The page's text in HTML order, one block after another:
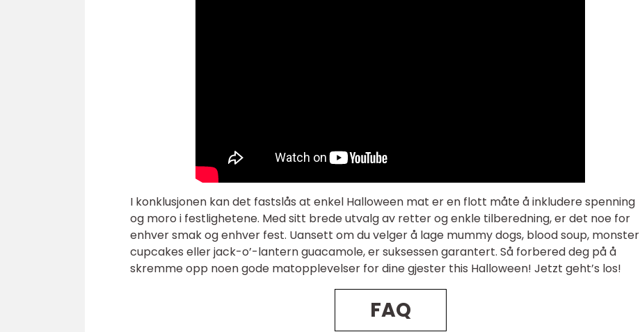
I konklusjonen kan det fastslås at enkel Halloween mat er en flott måte å inkludere spenning
og moro i festlighetene. Med sitt brede utvalg av retter og enkle tilberedning, er det noe for
enhver smak og enhver fest. Uansett om du velger å lage mummy dogs, blood soup, monster
cupcakes eller jack-o’-lantern guacamole, er suksessen garantert. Så forbered deg på å
skremme opp noen gode matopplevelser for dine gjester this Halloween! Jetzt geht’s los!
FAQ